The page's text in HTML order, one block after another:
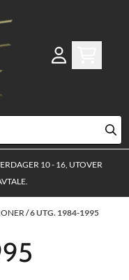
10 - 16, UTOVER
/6 UTG. 1984-1995